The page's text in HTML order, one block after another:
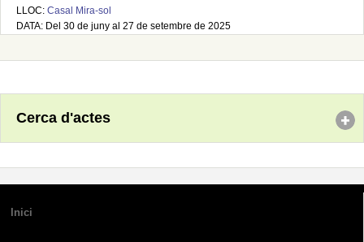
LLOC: Casal Mira-sol
DATA: Del 30 de juny al 27 de setembre de 2025
Cerca d'actes
Inici